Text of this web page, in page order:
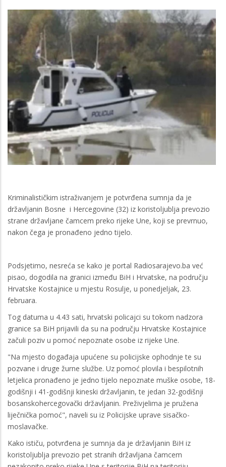
Kriminalističkim istraživanjem je potvrđena sumnja da je
državljanin Bosne i Hercegovine (32) iz koristoljublja prevozio
strane državljane čamcem preko rijeke Une, koji se prevrnuo,
nakon čega je pronađeno jedno tijelo.
Podsjetimo, nesreća se kako je portal Radiosarajevo.ba već
pisao, dogodila na granici između BiH i Hrvatske, na području
Hrvatske Kostajnice u mjestu Rosulje, u ponedjeljak, 23.
februara.
Tog datuma u 4.43 sati, hrvatski policajci su tokom nadzora
granice sa BiH prijavili da su na području Hrvatske Kostajnice
začuli poziv u pomoć nepoznate osobe iz rijeke Une.
"Na mjesto događaja upućene su policijske ophodnje te su
pozvane i druge žurne službe. Uz pomoć plovila i bespilotnih
letjelica pronađeno je jedno tijelo nepoznate muške osobe, 18-
godišnji i 41-godišnji kineski državljanin, te jedan 32-godišnji
bosanskohercegovački državljanin. Preživjelima je pružena
liječnička pomoć", naveli su iz Policijske uprave sisačko-
moslavačke.
Kako ističu, potvrđena je sumnja da je državljanin BiH iz
koristoljublja prevozio pet stranih državljana čamcem